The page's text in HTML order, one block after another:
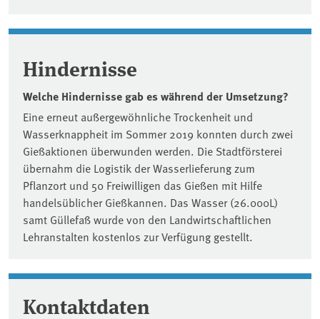
Hindernisse
Welche Hindernisse gab es während der Umsetzung?
Eine erneut außergewöhnliche Trockenheit und
Wasserknappheit im Sommer 2019 konnten durch zwei
Gießaktionen überwunden werden. Die Stadtförsterei
übernahm die Logistik der Wasserlieferung zum
Pflanzort und 50 Freiwilligen das Gießen mit Hilfe
handelsüblicher Gießkannen. Das Wasser (26.000L)
samt Güllefaß wurde von den Landwirtschaftlichen
Lehranstalten kostenlos zur Verfügung gestellt.
Kontaktdaten